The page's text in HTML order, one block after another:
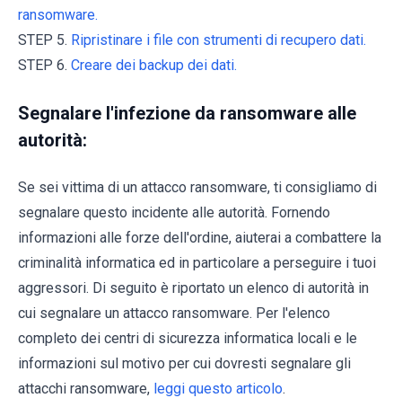
ransomware.
STEP 5. Ripristinare i file con strumenti di recupero dati.
STEP 6. Creare dei backup dei dati.
Segnalare l'infezione da ransomware alle
autorità:
Se sei vittima di un attacco ransomware, ti consigliamo di
segnalare questo incidente alle autorità. Fornendo
informazioni alle forze dell'ordine, aiuterai a combattere la
criminalità informatica ed in particolare a perseguire i tuoi
aggressori. Di seguito è riportato un elenco di autorità in
cui segnalare un attacco ransomware. Per l'elenco
completo dei centri di sicurezza informatica locali e le
informazioni sul motivo per cui dovresti segnalare gli
attacchi ransomware, leggi questo articolo.